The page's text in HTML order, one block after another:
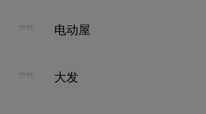
电动屋
大发